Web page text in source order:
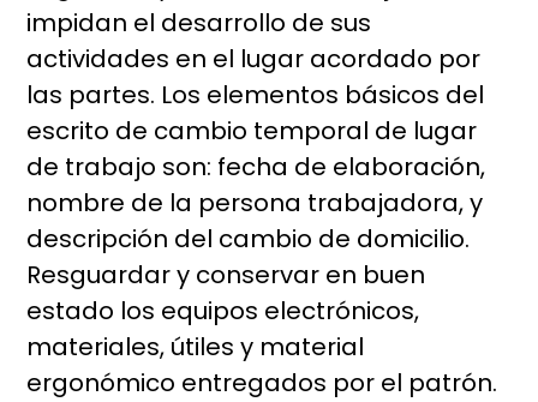
impidan el desarrollo de sus
actividades en el lugar acordado por
las partes. Los elementos básicos del
escrito de cambio temporal de lugar
de trabajo son: fecha de elaboración,
nombre de la persona trabajadora, y
descripción del cambio de domicilio.
Resguardar y conservar en buen
estado los equipos electrónicos,
materiales, útiles y material
ergonómico entregados por el patrón.